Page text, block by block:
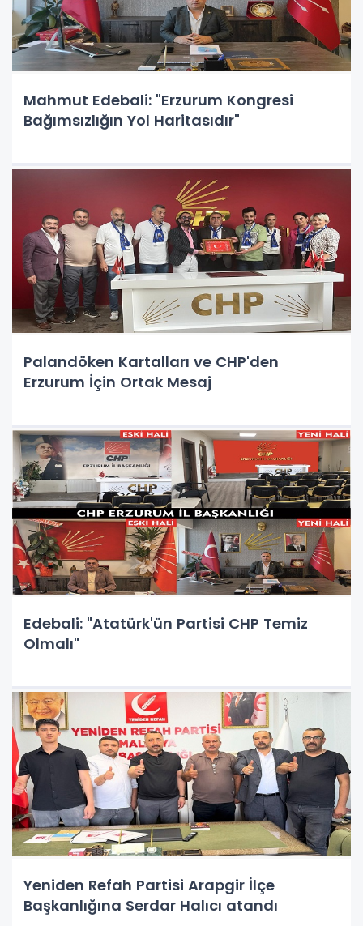
Mahmut Edebali: "Erzurum Kongresi
Bağımsızlığın Yol Haritasıdır"
Palandöken Kartalları ve CHP'den
Erzurum İçin Ortak Mesaj
Edebali: "Atatürk'ün Partisi CHP Temiz
Olmalı"
Yeniden Refah Partisi Arapgir İlçe
Başkanlığına Serdar Halıcı atandı